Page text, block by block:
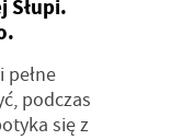
Słupi.
pełne
podczas
się z